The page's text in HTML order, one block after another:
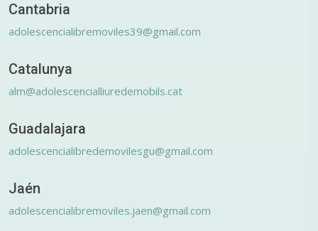
Cantabria
adolescencialibremoviles39@gmail.com
Catalunya
alm@adolescencialliuredemobils.cat
Guadalajara
adolescencialibredemovilesgu@gmail.com
Jaén
adolescencialibremoviles.jaen@gmail.com